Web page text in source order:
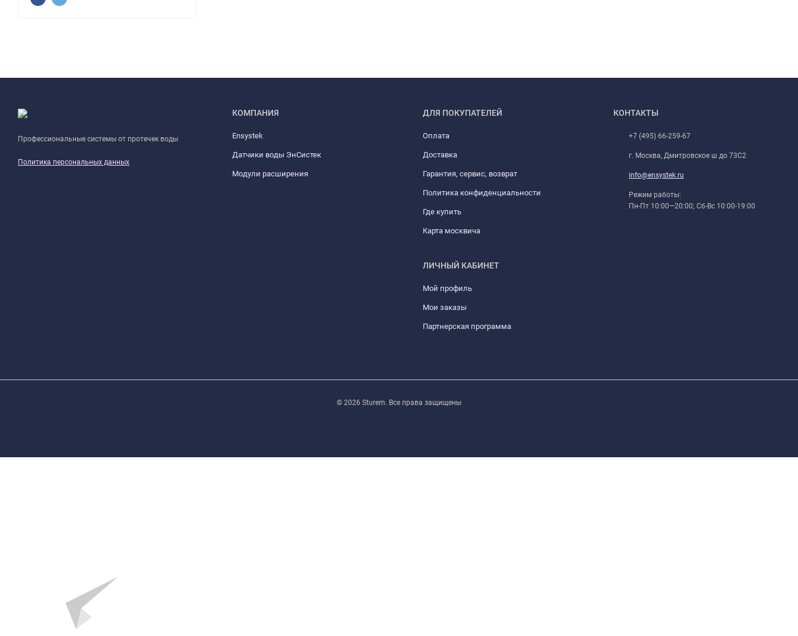
Профессиональные системы от протечек воды
Политика персональных данных
КОМПАНИЯ
Ensystek
Датчики воды ЭнСистек
Модули расширения
ДЛЯ ПОКУПАТЕЛЕЙ
Оплата
Доставка
Гарантия, сервис, возврат
Политика конфиденциальности
Где купить
Карта москвича
ЛИЧНЫЙ КАБИНЕТ
Мой профиль
Мои заказы
Партнерская программа
КОНТАКТЫ
+7 (495) 66-259-67
г. Москва, Дмитровское ш до 73С2
info@ensystek.ru
Режим работы:
Пн-Пт 10:00—20:00; Сб-Вс 10:00-19:00
© 2026 Sturem. Все права защищены